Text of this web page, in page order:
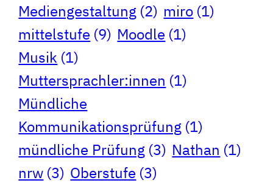
Mediengestaltung (2) miro (1)
mittelstufe (9) Moodle (1)
Musik (1)
Muttersprachler:innen (1)
Mündliche
Kommunikationsprüfung (1)
mündliche Prüfung (3) Nathan (1)
nrw (3) Oberstufe (3)